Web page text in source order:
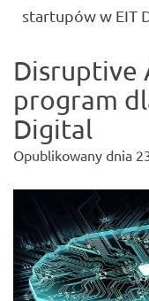
startupów w EIT
Disruptive
program
Digital
Opublikowany dnia